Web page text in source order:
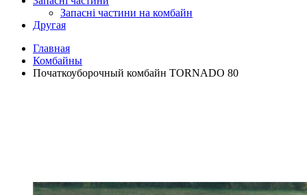
Запасні частини на комбайн
Другая
Главная
Комбайны
Початкоуборочный комбайн TORNADO 80